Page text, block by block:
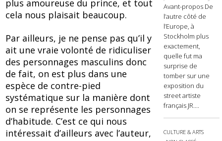
plus amoureuse du prince, et tout
cela nous plaisait beaucoup.
Par ailleurs, je ne pense pas qu’il y
ait une vraie volonté de ridiculiser
des personnages masculins donc
de fait, on est plus dans une
espèce de contre-pied
systématique sur la manière dont
on se représente les personnages
d’habitude. C’est ce qui nous
intéressait d’ailleurs avec l’auteur,
Avant-propos De
l’autre côté de
l’Europe, à
Stockholm plus
exactement,
quelle fut ma
surprise de
tomber sur une
exposition du
street artiste
français JR....
CULTURE & ARTS